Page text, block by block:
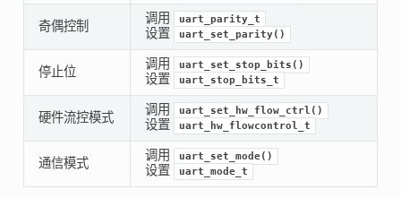
奇偶控制
调用 uart_parity_t
设置 uart_set_parity()
停止位
调用 uart_set_stop_bits()
设置 uart_stop_bits_t
硬件流控模式
调用 uart_set_hw_flow_ctrl()
设置 uart_hw_flowcontrol_t
通信模式
调用 uart_set_mode()
设置 uart_mode_t